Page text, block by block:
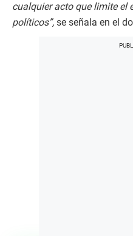
cualquier acto que limite el
políticos”, se señala en el